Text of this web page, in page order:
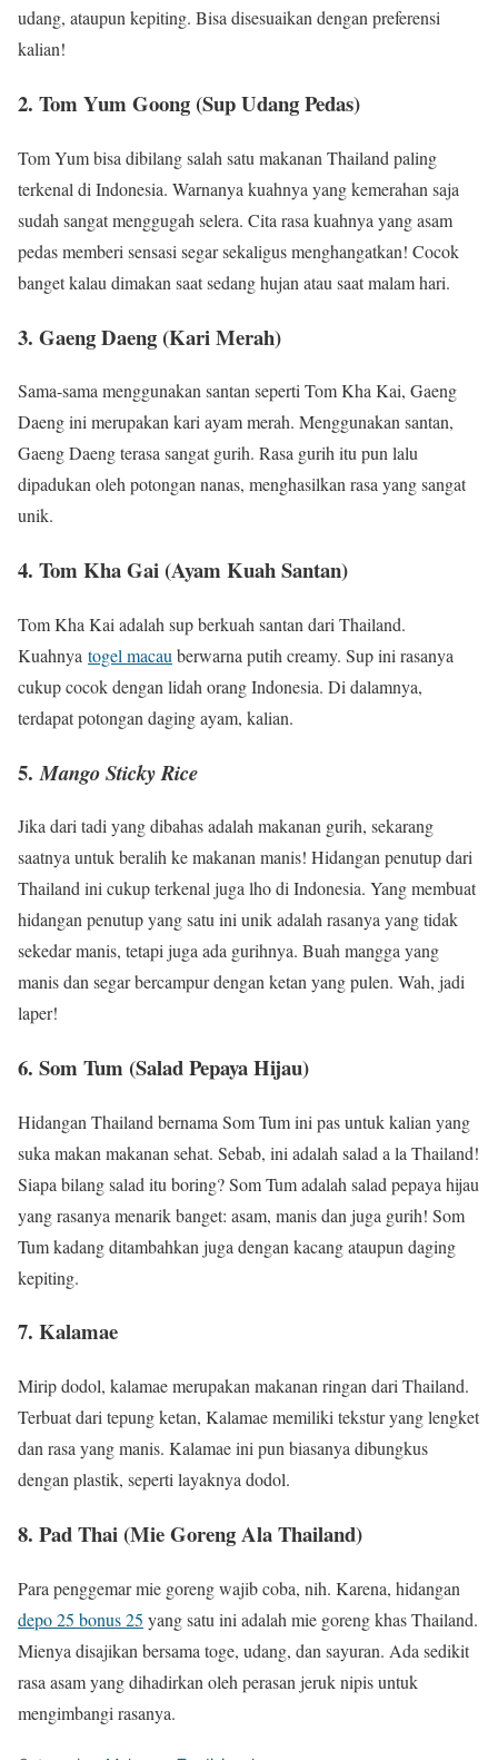
udang, ataupun kepiting. Bisa disesuaikan dengan preferensi
kalian!
2. Tom Yum Goong (Sup Udang Pedas)
Tom Yum bisa dibilang salah satu makanan Thailand paling
terkenal di Indonesia. Warnanya kuahnya yang kemerahan saja
sudah sangat menggugah selera. Cita rasa kuahnya yang asam
pedas memberi sensasi segar sekaligus menghangatkan! Cocok
banget kalau dimakan saat sedang hujan atau saat malam hari.
3. Gaeng Daeng (Kari Merah)
Sama-sama menggunakan santan seperti Tom Kha Kai, Gaeng
Daeng ini merupakan kari ayam merah. Menggunakan santan,
Gaeng Daeng terasa sangat gurih. Rasa gurih itu pun lalu
dipadukan oleh potongan nanas, menghasilkan rasa yang sangat
unik.
4. Tom Kha Gai (Ayam Kuah Santan)
Tom Kha Kai adalah sup berkuah santan dari Thailand.
Kuahnya togel macau berwarna putih creamy. Sup ini rasanya
cukup cocok dengan lidah orang Indonesia. Di dalamnya,
terdapat potongan daging ayam, kalian.
5.Mango Sticky Rice
Jika dari tadi yang dibahas adalah makanan gurih, sekarang
saatnya untuk beralih ke makanan manis! Hidangan penutup dari
Thailand ini cukup terkenal juga lho di Indonesia. Yang membuat
hidangan penutup yang satu ini unik adalah rasanya yang tidak
sekedar manis, tetapi juga ada gurihnya. Buah mangga yang
manis dan segar bercampur dengan ketan yang pulen. Wah, jadi
laper!
6. Som Tum (Salad Pepaya Hijau)
Hidangan Thailand bernama Som Tum ini pas untuk kalian yang
suka makan makanan sehat. Sebab, ini adalah salad a la Thailand!
Siapa bilang salad itu boring? Som Tum adalah salad pepaya hijau
yang rasanya menarik banget: asam, manis dan juga gurih! Som
Tum kadang ditambahkan juga dengan kacang ataupun daging
kepiting.
7. Kalamae
Mirip dodol, kalamae merupakan makanan ringan dari Thailand.
Terbuat dari tepung ketan, Kalamae memiliki tekstur yang lengket
dan rasa yang manis. Kalamae ini pun biasanya dibungkus
dengan plastik, seperti layaknya dodol.
8. Pad Thai (Mie Goreng Ala Thailand)
Para penggemar mie goreng wajib coba, nih. Karena, hidangan
depo 25 bonus 25 yang satu ini adalah mie goreng khas Thailand.
Mienya disajikan bersama toge, udang, dan sayuran. Ada sedikit
rasa asam yang dihadirkan oleh perasan jeruk nipis untuk
mengimbangi rasanya.